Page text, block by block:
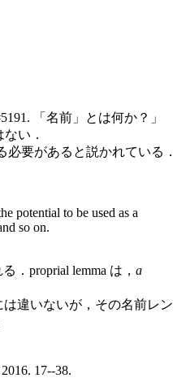
「名前」とは何か？」
い．
必要があると説かれている．
potential to be used as a
so on.
．proprial lemma は， a
違いないが，その名前レン
17--38.